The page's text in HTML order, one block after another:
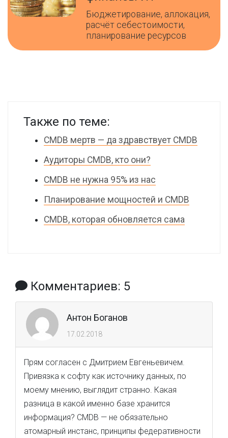
Бюджетирование, аллокация,
расчёт себестоимости,
планирование ресурсов
Также по теме:
CMDB мертв — да здравствует CMDB
Аудиторы CMDB, кто они?
CMDB не нужна 95% из нас
Планирование мощностей и CMDB
CMDB, которая обновляется сама
Комментариев: 5
Антон Боганов
17.02.2018
Прям согласен с Дмитрием Евгеньевичем.
Привязка к софту как источнику данных, по
моему мнению, выглядит странно. Какая
разница в какой именно базе хранится
информация? CMDB — не обязательно
атомарный инстанс, принципы федеративности